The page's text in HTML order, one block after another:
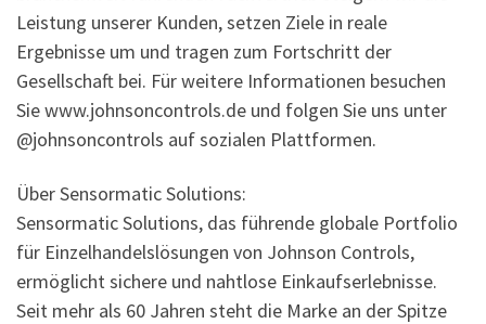
Leistung unserer Kunden, setzen Ziele in reale
Ergebnisse um und tragen zum Fortschritt der
Gesellschaft bei. Für weitere Informationen besuchen
Sie www.johnsoncontrols.de und folgen Sie uns unter
@johnsoncontrols auf sozialen Plattformen.
Über Sensormatic Solutions:
Sensormatic Solutions, das führende globale Portfolio
für Einzelhandelslösungen von Johnson Controls,
ermöglicht sichere und nahtlose Einkaufserlebnisse.
Seit mehr als 60 Jahren steht die Marke an der Spitze